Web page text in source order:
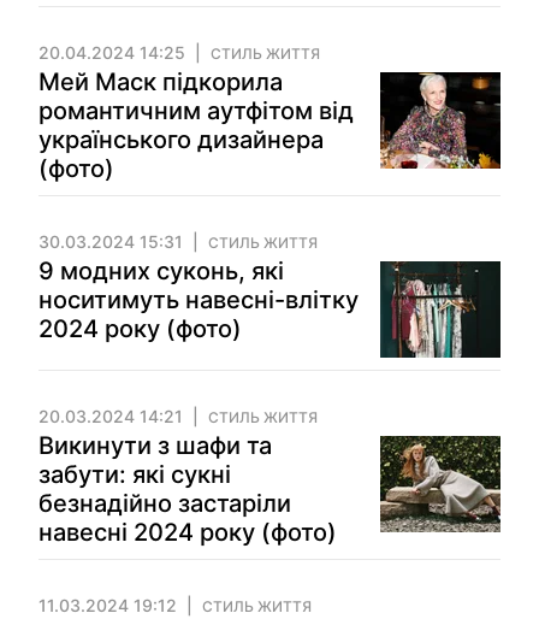
20.04.2024 14:25 СТИЛЬ ЖИТТЯ
Мей Маск підкорила
романтичним аутфітом від
українського дизайнера
(фото)
30.03.2024 15:31 СТИЛЬ ЖИТТЯ
9 модних суконь, які
носитимуть навесні-влітку
2024 року (фото)
20.03.2024 14:21 СТИЛЬ ЖИТТЯ
Викинути з шафи та
забути: які сукні
безнадійно застаріли
навесні 2024 року (фото)
11.03.2024 19:12 СТИЛЬ ЖИТТЯ